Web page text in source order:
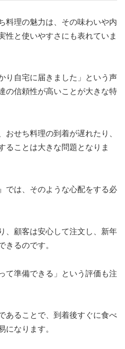
料理の魅力は、その味わいや内
性と使いやすさにも表れていま
り自宅に届きました」という声
の信頼性が高いことが大きな特
おせち料理の到着が遅れたり、
ることは大きな問題となりま
では、そのような心配をする必
、顧客は安心して注文し、新年
きるのです。
て準備できる」という評価も注
あることで、到着後すぐに食べ
になります。